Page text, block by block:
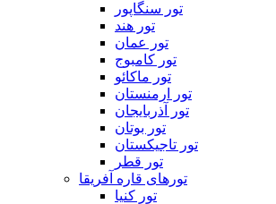
تور سنگاپور
تور هند
تور عمان
تور کامبوج
تور ماکائو
تور ارمنستان
تور آذربایجان
تور بوتان
تور تاجیکستان
تور قطر
تورهای قاره آفریقا
تور کنیا